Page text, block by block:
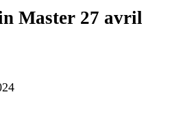
Master 27 avril